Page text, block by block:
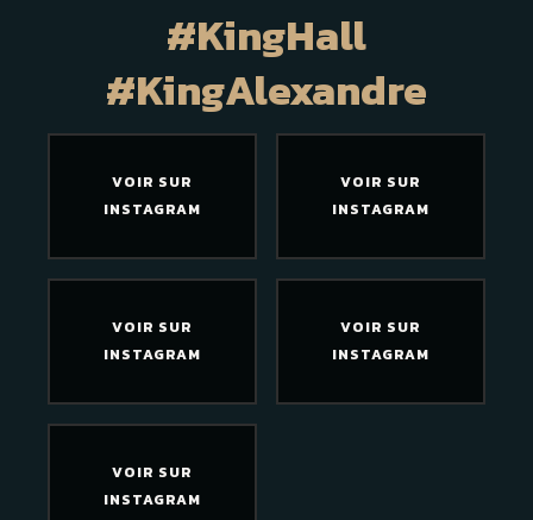
#KingHall
#KingAlexandre
VOIR SUR
INSTAGRAM
VOIR SUR
INSTAGRAM
VOIR SUR
INSTAGRAM
VOIR SUR
INSTAGRAM
VOIR SUR
INSTAGRAM